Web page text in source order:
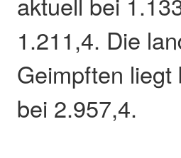
1.211,4. Die
Geimpften
bei 2.957,4.